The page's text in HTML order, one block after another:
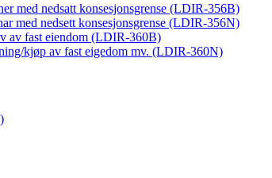
med nedsatt konsesjonsgrense (LDIR-356B)
med nedsett konsesjonsgrense (LDIR-356N)
av fast eiendom (LDIR-360B)
kjøp av fast eigedom mv. (LDIR-360N)